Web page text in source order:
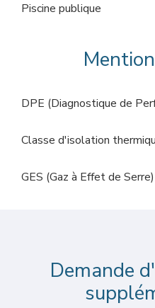
Piscine publique
DPE (Diagnostique de
Classe d'isolation
GES (Gaz à Effet de Serre)
Demande